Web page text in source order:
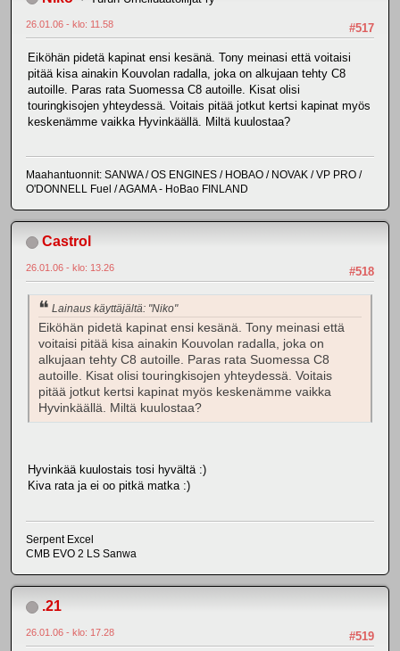
#517
26.01.06 - klo: 11.58
Eiköhän pidetä kapinat ensi kesänä. Tony meinasi että voitaisi
pitää kisa ainakin Kouvolan radalla, joka on alkujaan tehty C8
autoille. Paras rata Suomessa C8 autoille. Kisat olisi
touringkisojen yhteydessä. Voitais pitää jotkut kertsi kapinat myös
keskenämme vaikka Hyvinkäällä. Miltä kuulostaa?
Maahantuonnit: SANWA / OS ENGINES / HOBAO / NOVAK / VP PRO /
O'DONNELL Fuel / AGAMA - HoBao FINLAND
Castrol
#518
26.01.06 - klo: 13.26
Lainaus käyttäjältä: "Niko"
Eiköhän pidetä kapinat ensi kesänä. Tony meinasi että
voitaisi pitää kisa ainakin Kouvolan radalla, joka on
alkujaan tehty C8 autoille. Paras rata Suomessa C8
autoille. Kisat olisi touringkisojen yhteydessä. Voitais
pitää jotkut kertsi kapinat myös keskenämme vaikka
Hyvinkäällä. Miltä kuulostaa?
Hyvinkää kuulostais tosi hyvältä :)
Kiva rata ja ei oo pitkä matka :)
Serpent Excel
CMB EVO 2 LS Sanwa
.21
#519
26.01.06 - klo: 17.28